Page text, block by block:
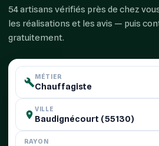
54 artisans vérifiés près de chez
les réalisations et les avis — puis
gratuitement.
MÉTIER
VILLE
RAYON